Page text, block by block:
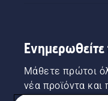
Μάθετε πρώτοι
νέα προϊόντα